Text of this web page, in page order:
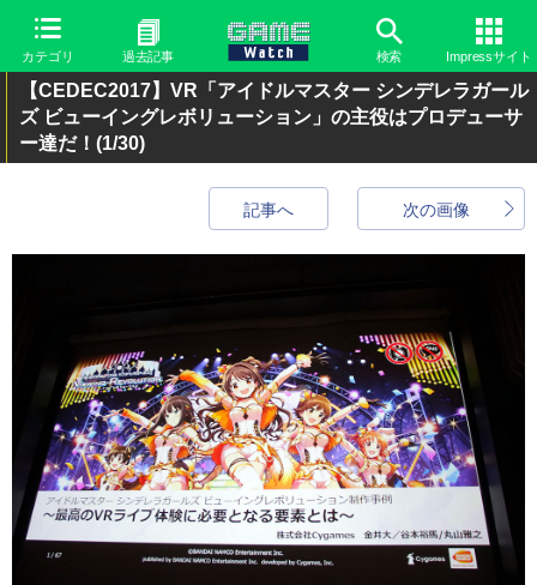
カテゴリ 過去記事 検索 Impressサイト
【CEDEC2017】VR「アイドルマスター シンデレラガール
ズ ビューイングレボリューション」の主役はプロデューサ
ー達だ！ (1/30)
次の画像
記事へ